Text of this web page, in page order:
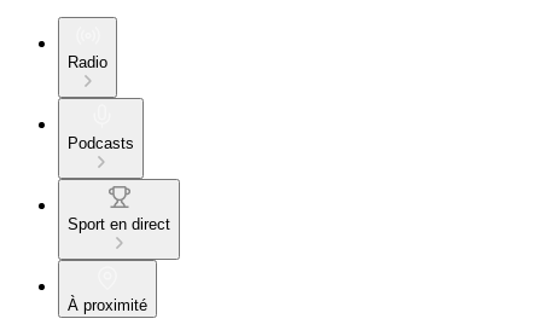
Radio
Podcasts
Sport en direct
À proximité